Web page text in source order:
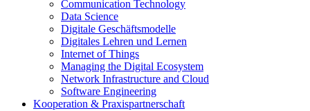
Communication Technology
Data Science
Digitale Geschäftsmodelle
Digitales Lehren und Lernen
Internet of Things
Managing the Digital Ecosystem
Network Infrastructure and Cloud
Software Engineering
Kooperation & Praxispartnerschaft